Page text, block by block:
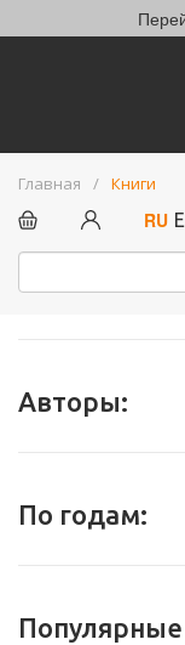
Главная Книги
RU
Авторы:
По годам:
Популярные